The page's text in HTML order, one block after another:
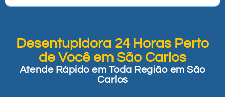
Desentupidora 24 Horas Perto
de Você em São Carlos
Atende Rápido em Toda Região em São
Carlos